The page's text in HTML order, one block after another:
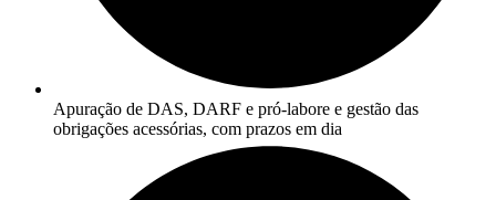
Apuração de DAS, DARF e pró-labore e gestão das
obrigações acessórias, com prazos em dia